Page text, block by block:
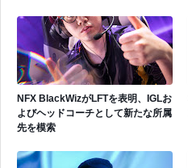
NFX BlackWizがLFTを表明、IGLお
よびヘッドコーチとして新たな所属
先を模索